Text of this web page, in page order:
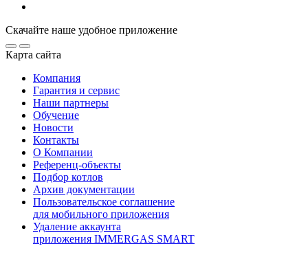
Скачайте наше удобное приложение
Карта сайта
Компания
Гарантия и сервис
Наши партнеры
Обучение
Новости
Контакты
О Компании
Референц-объекты
Подбор котлов
Архив документации
Пользовательское соглашение
для мобильного приложения
Удаление аккаунта
приложения IMMERGAS SMART